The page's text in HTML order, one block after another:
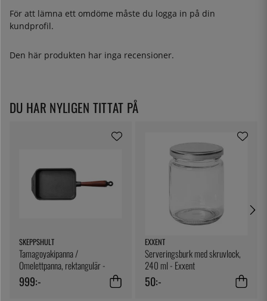
För att lämna ett omdöme måste du logga in på din
kundprofil.
Den här produkten har inga recensioner.
DU HAR NYLIGEN TITTAT PÅ
SKEPPSHULT
Tamagoyakipanna /
Omelettpanna, rektangulär -
Skeppshult
999:-
EXXENT
Serveringsburk med skruvlock,
240 ml - Exxent
50:-